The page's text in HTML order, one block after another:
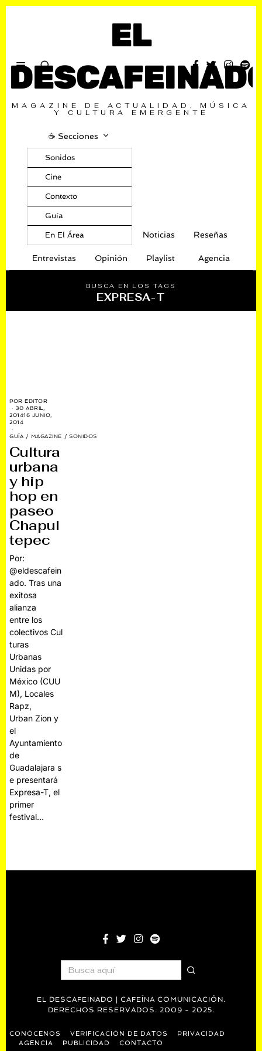
EL
MAGAZINE DE ACTUALIDAD, MÚSICA
Y CULTURA EMERGENTE
☕️ Secciones
Sonidos
Cine
Contexto
Guía
En El Área Noticias Reseñas
Entrevistas Opinión Playlist Agencia
BUSCA EN LOS TAGS
EXPRESA-T
POREDITOR
30 ABRIL,
201416 JUNIO,
2014
GUÍA / MAGAZINE / SONIDOS
Cultura
urbana
y hip
hop en
paseo
Chapul
tepec
Por:
@eldescafein
ado. Tras una
exitosa
alianza
entre los
colectivos Cul
turas
Urbanas
Unidas por
México (CUU
M), Locales
Rapz,
Urban Zion y
el
Ayuntamiento
de
Guadalajara s
e presentará
Expresa-T, el
primer
festival…
EL DESCAFEINADO | CAFEÍNA COMUNICACIÓN.
DERECHOS RESERVADOS. 2009 - 2025.
CONÓCENOS VERIFICACIÓN DE DATOS
PRIVACIDAD
AGENCIA
PUBLICIDAD CONTACTO